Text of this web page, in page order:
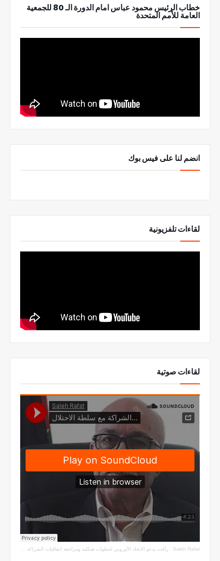
خطاب الرئيس محمود عباس امام الدورة الـ 80 للجمعية
العامة للأمم المتحدة
انضم لنا على فيس بوك
لقاءات تلفزيونية
لقاءات صوتية
Saleh Rafat
· رأفت يدعو الاتحاد الأوروبي لخطوات هيكلية ومراجعة اتفاقيات الشراكة مع سلطة الاحتلال